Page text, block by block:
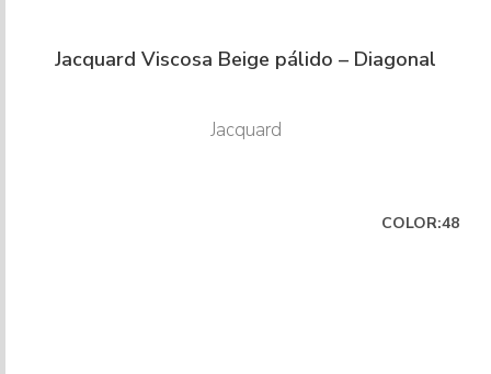
Jacquard Viscosa Beige pálido – Diagonal
Jacquard
COLOR:48